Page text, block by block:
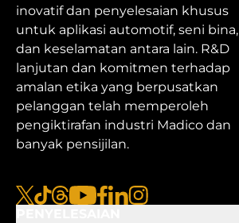
inovatif dan penyelesaian khusus
untuk aplikasi automotif, seni bina,
dan keselamatan antara lain. R&D
lanjutan dan komitmen terhadap
amalan etika yang berpusatkan
pelanggan telah memperoleh
pengiktirafan industri Madico dan
banyak pensijilan.